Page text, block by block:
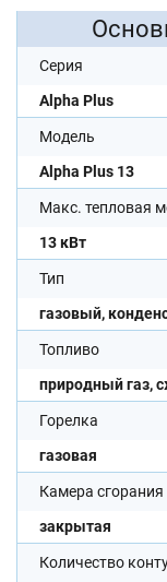
Серия
Alpha Plus
Модель
Alpha Plus 13
Макс. тепловая
13 кВт
Тип
газовый,
Топливо
природный газ,
Горелка
газовая
Камера сгорания
закрытая
Количество